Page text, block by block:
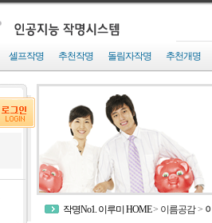
셀프작명 추천작명 돌림자작명 추천개명
작명No1. 이루미 HOME> 이름공감>